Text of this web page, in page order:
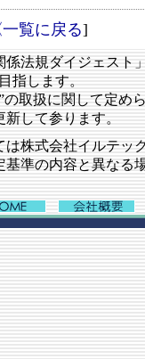
覧に戻る]
係法規ダイジェスト
指します。
の取扱に関して定め
して参ります。
株式会社イルテッ
基準の内容と異なる